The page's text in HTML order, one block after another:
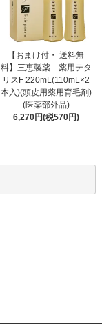
【おまけ付・ 送料無
料】三恵製薬 薬用テタ
リスF 220mL(110mL×2
本入)(頭皮用薬用育毛剤)
(医薬部外品)
6,270円(税570円)